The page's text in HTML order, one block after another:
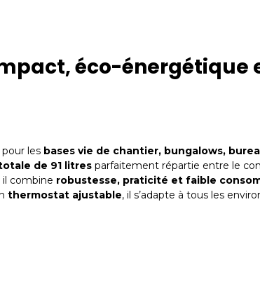
éco-
les bases vie de chantier, bungalows,
de 91 litres parfaitement répartie entre le
il combine robustesse, praticité et faible
thermostat ajustable, il s’adapte à tous les